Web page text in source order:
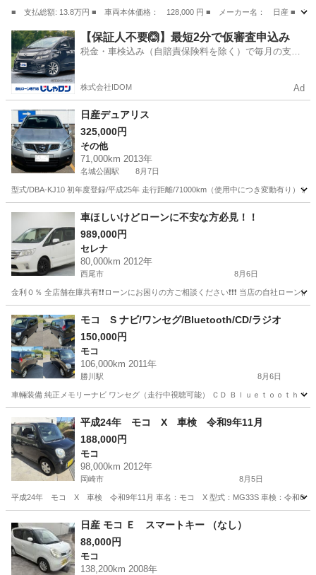
■ 支払総額: 13.8万円 ■ 車両本体価格： 128,000 円 ■ メーカー名： 日産 ■ 車種
愛知 小牧市 デイズ
【保証人不要🙆】最短2分で仮審査申込み
税金・車検込み（自賠責保険料を除く）で毎月の支払
株式会社IDOM Ad
日産デュアリス
325,000円
その他
71,000km 2013年
名城公園駅 8月7日
型式/DBA-KJ10 初年度登録/平成25年 走行距離/71000km（使用中につき変動有り）
愛知 名古屋市 名城公園駅
車ほしいけどローンに不安な方必見！！
989,000円
セレナ
80,000km 2012年
西尾市 8月6日
金利０％ 全店舗在庫共有❗️❗️ローンにお困りの方ご相談ください❗️❗️❗️ 当店の自社ロ
愛知 西尾市 ローン
モコ S ナビ/ワンセグ/Bluetooth/CD/ラジオ
150,000円
モコ
106,000km 2011年
勝川駅 8月6日
車輛装備 純正メモリーナビ ワンセグ（走行中視聴可能） ＣＤ Ｂｌｕｅｔｏｏｔｈ
愛知 春日井市 勝川駅
平成24年 モコ X 車検 令和9年11月
188,000円
モコ
98,000km 2012年
岡崎市 8月5日
平成24年 モコ X 車検 令和9年11月 車名：モコ X 型式：MG33S 車検：令和09年
モコ 預かり金
日産 モコ Ｅ スマートキー （なし）
88,000円
モコ
138,200km 2008年